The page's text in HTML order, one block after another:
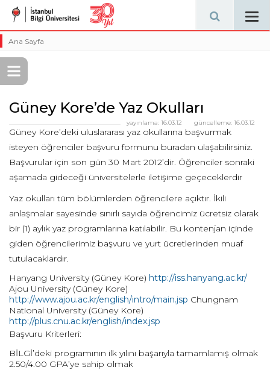
Ana Sayfa
Güney Kore’de Yaz Okulları
güncelleme: 16.03.12
yayınlama: 16.03.12
Güney Kore’deki uluslararası yaz okullarına başvurmak
isteyen öğrenciler başvuru formunu buradan ulaşabilirsiniz.
Başvurular için son gün 30 Mart 2012’dir. Öğrenciler sonraki
aşamada gideceği üniversitelerle iletişime geçeceklerdir
Yaz okulları tüm bölümlerden öğrencilere açıktır. İkili
anlaşmalar sayesinde sınırlı sayıda öğrencimiz ücretsiz olarak
bir (1) aylık yaz programlarına katılabilir. Bu kontenjan içinde
giden öğrencilerimiz başvuru ve yurt ücretlerinden muaf
tutulacaklardır.
Hanyang University (Güney Kore) http://iss.hanyang.ac.kr/
Ajou University (Güney Kore)
http://www.ajou.ac.kr/english/intro/main.jsp Chungnam
National University (Güney Kore)
http://plus.cnu.ac.kr/english/index.jsp
Başvuru Kriterleri:
BİLGİ’deki programının ilk yılını başarıyla tamamlamış olmak
2.50/4.00 GPA’ye sahip olmak